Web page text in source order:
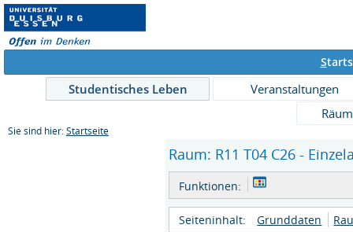
S
Studentisches Leben
Veranstaltungen
Sie sind hier: Startseite
Raum: R11 T04 C26 -
Funktionen:
Seiteninhalt: Grunddaten